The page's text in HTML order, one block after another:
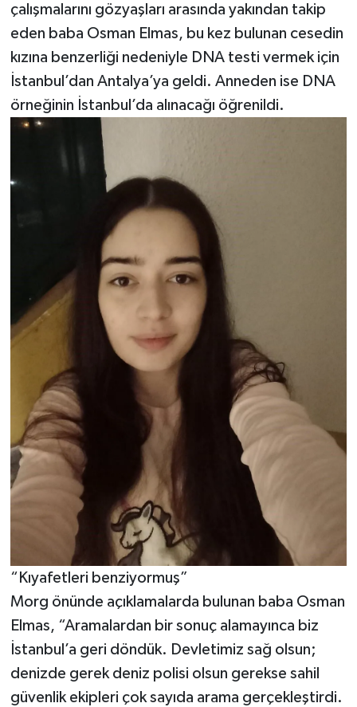
çalışmalarını gözyaşları arasında yakından takip
eden baba Osman Elmas, bu kez bulunan cesedin
kızına benzerliği nedeniyle DNA testi vermek için
İstanbul’dan Antalya’ya geldi. Anneden ise DNA
örneğinin İstanbul’da alınacağı öğrenildi.
“Kıyafetleri benziyormuş”
Morg önünde açıklamalarda bulunan baba Osman
Elmas, “Aramalardan bir sonuç alamayınca biz
İstanbul’a geri döndük. Devletimiz sağ olsun;
denizde gerek deniz polisi olsun gerekse sahil
güvenlik ekipleri çok sayıda arama gerçekleştirdi.